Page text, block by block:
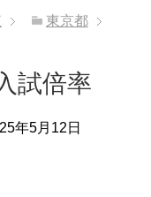
東京都
試倍率
年5月12日